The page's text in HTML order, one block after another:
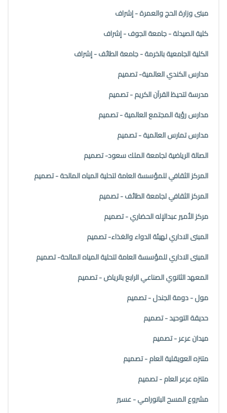
مبنى وزارة الحج والعمرة - إشراف
كلية الصيدلة - جامعة الجوف - إشراف
الكلية الجامعية بالخرمة - جامعة الطائف - إشراف
مدارس الكندي العالمية- تصميم
مدرسة لتحيظ القرآن الكريم - تصميم
مدارس رؤية المجتمع العالمية - تصميم
مدارس تمارس العالمية - تصميم
الصالة الرياضية لجامعة الملك سعود- تصميم
المركز الثقافي للمؤسسة العامة لتحلية المياه المالحة - تصميم
المركز الثقافي لجامعة الطائف - تصميم
مركز الأمير عبدالإله الحضاري - تصميم
المبنى الاداري لهيئة الدواء والغذاء- تصميم
المبنى الاداري للمؤسسة العامة لتحلية المياه المالحة- تصميم
المعهد الثانوي الصناعي الرابع بالرياض - تصميم
مول - دومة الجندل - تصميم
حديقة التوحيد - تصميم
ميدان عرعر - تصميم
متنزه العويقلية العام - تصميم
متنزه عرعر العام - تصميم
مشروع المسح البانورامي - عسير